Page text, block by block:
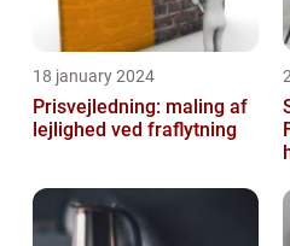
18 january 2024
Prisvejledning: maling af
lejlighed ved fraflytning